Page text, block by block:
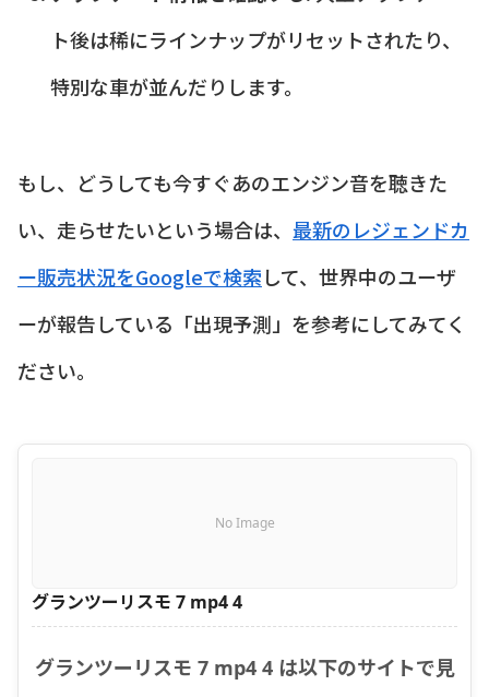
ト後は稀にラインナップがリセットされたり、
特別な車が並んだりします。
もし、どうしても今すぐあのエンジン音を聴きた
い、走らせたいという場合は、 最新のレジェンドカ
ー販売状況をGoogleで検索して、世界中のユーザ
ーが報告している「出現予測」を参考にしてみてく
ださい。
No Image
グランツーリスモ 7 mp4 4
グランツーリスモ 7 mp4 4 は以下のサイトで見